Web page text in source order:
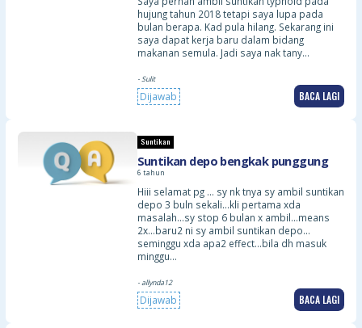
yang kedua?
hujung tahun 2018 tetapi saya lupa pada
bulan berapa. Kad pula hilang. Sekarang ini
saya dapat kerja baru dalam bidang
makanan semula. Jadi saya nak tany…
- Sulit
Dijawab BACA LAGI
Suntikan
Suntikan depo bengkak punggung
6 tahun
Hiii selamat pg … sy nk tnya sy ambil suntikan
depo 3 buln sekali…kli pertama xda
masalah…sy stop 6 bulan x ambil…means
2x…baru2 ni sy ambil suntikan depo…
seminggu xda apa2 effect…bila dh masuk
minggu…
- allynda12
Dijawab BACA LAGI